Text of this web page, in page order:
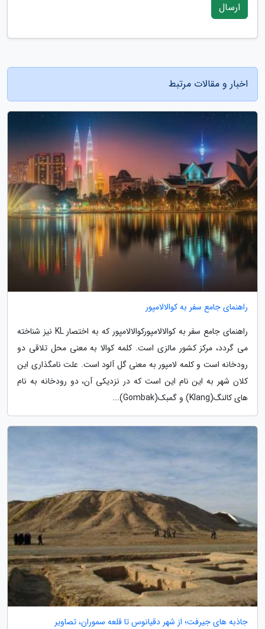
ارسال
اخبار و مقالات مرتبط
راهنمای جامع سفر به کوالالامپور
راهنمای جامع سفر به کوالالامپورکوالالامپور که به اختصار KL نیز شناخته
می گردد، مرکز کشور مالزی است. کلمه کوالا به معنی محل تلاقی دو
رودخانه است و کلمه لامپور به معنی گل آلود است. علت نامگذاری این
کلان شهر به این نام این است که در نزدیکی آن، دو رودخانه به نام
های کالنگ(Klang) و گمبک(Gombak)...
جاذبه های جیرفت؛ از شهر دقیانوس تا قلعه سموران، تصاویر